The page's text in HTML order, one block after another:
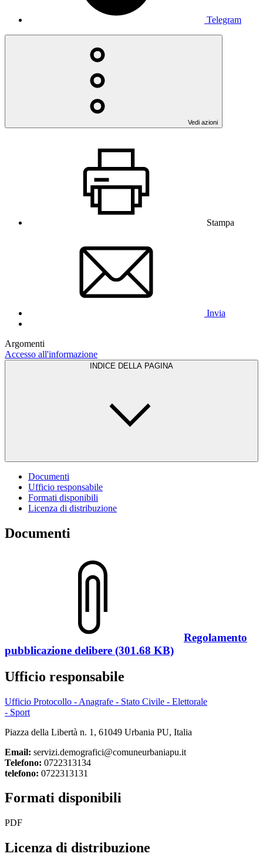
Telegram
Vedi azioni
Stampa
Invia
Argomenti
Accesso all'informazione
INDICE DELLA PAGINA
Documenti
Ufficio responsabile
Formati disponibili
Licenza di distribuzione
Documenti
Regolamento
pubblicazione delibere (301.68 KB)
Ufficio responsabile
Ufficio Protocollo - Anagrafe - Stato Civile - Elettorale
- Sport
Piazza della Libertà n. 1, 61049 Urbania PU, Italia
Email: servizi.demografici@comuneurbaniapu.it
Telefono: 0722313134
telefono: 0722313131
Formati disponibili
PDF
Licenza di distribuzione